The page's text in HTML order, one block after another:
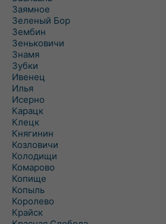
Заямное
Зеленый Бор
Зембин
Зеньковичи
Знамя
Зубки
Ивенец
Илья
Исерно
Карацк
Клецк
Княгинин
Козловичи
Колодищи
Комарово
Копище
Копыль
Королево
Крайск